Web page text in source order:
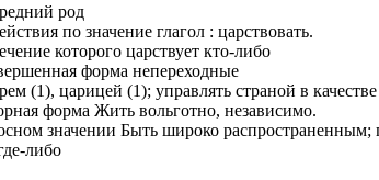
род
по значение глагол : царствовать.
которого царствует кто-либо
форма непереходные
(1), царицей (1); управлять страной в
форма Жить вольготно, независимо.
значении Быть широко распространенным;
либо